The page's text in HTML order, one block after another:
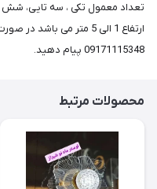
ارتفاع 1 الی 5 متر می
09171115348 پیام دهید.
محصولات مرتبط